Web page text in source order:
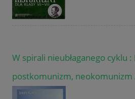
W spirali nieubłaganego cyklu
postkomunizm, neokomunizm